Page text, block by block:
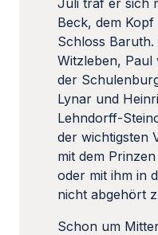
Juli traf er sich
Beck, dem
Schloss
Witzleben,
der
Lynar und
Lehndorff-
der wichtigsten
mit dem
oder mit ihm in
nicht abgehört
Schon um